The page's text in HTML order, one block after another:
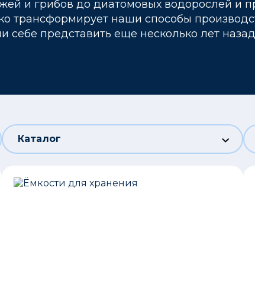
и грибов до диатомовых водорослей и
трансформирует наши способы
представить еще несколько лет
Каталог